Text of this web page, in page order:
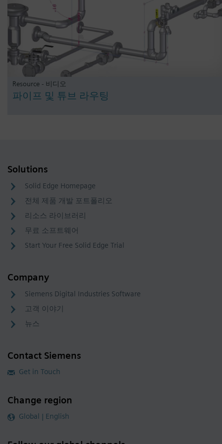
Resource - 비디오
파이프 및 튜브 라우팅
Solutions
Solid Edge Homepage
전체 제품 개발 포트폴리오
리소스 라이브러리
무료 소프트웨어
Start Your Free Solid Edge Trial
Company
Siemens Digital Industries Software
고객 이야기
뉴스
Contact Siemens
Get in Touch
Change region
Global | English